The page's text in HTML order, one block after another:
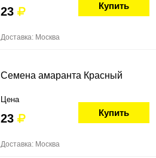
23 Купить
Доставка: Москва
Семена амаранта Красный
Цена
23 Купить
Доставка: Москва